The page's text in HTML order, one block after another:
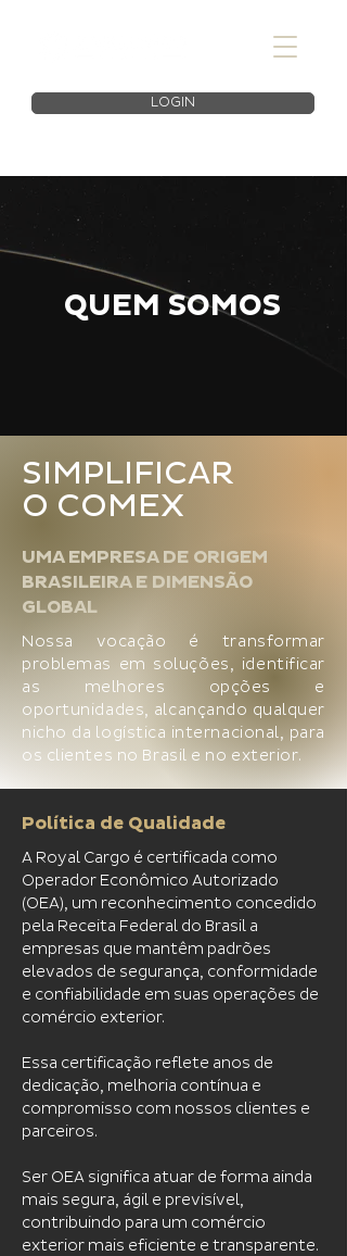
LOGIN
QUEM SOMOS
SIMPLIFICAR
O COMEX
UMA EMPRESA DE ORIGEM
BRASILEIRA E DIMENSÃO
GLOBAL
Nossa vocação é transformar
problemas em soluções, identificar
as melhores opções e
oportunidades, alcançando qualquer
nicho da logística internacional, para
os clientes no Brasil e no exterior.
Política de Qualidade
A Royal Cargo é certificada como
Operador Econômico Autorizado
(OEA), um reconhecimento concedido
pela Receita Federal do Brasil a
empresas que mantêm padrões
elevados de segurança, conformidade
e confiabilidade em suas operações de
comércio exterior.
Essa certificação reflete anos de
dedicação, melhoria contínua e
compromisso com nossos clientes e
parceiros.
Ser OEA significa atuar de forma ainda
mais segura, ágil e previsível,
contribuindo para um comércio
exterior mais eficiente e transparente.